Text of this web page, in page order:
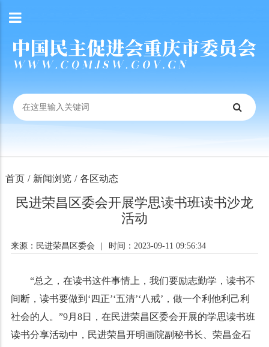
首页 / 新闻浏览 / 各区动态
民进荣昌区委会开展学思读书班读书沙龙
活动
来源：民进荣昌区委会 时间：2023-09-11 09:56:34
“总之，在读书这件事情上，我们要励志勤学，读书不
间断，读书要做到‘四正’‘五清’‘八戒’，做一个利他利己利
社会的人。”9月8日，在民进荣昌区委会开展的学思读书班
读书分享活动中，民进荣昌开明画院副秘书长、荣昌金石